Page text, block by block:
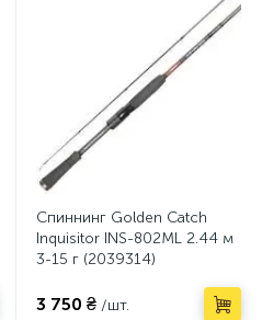
Спиннинг Golden Catch
Inquisitor INS-802ML 2.44 м
3-15 г (2039314)
3 750 ₴ /шт.